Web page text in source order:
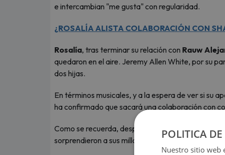
e intercambian "me gusta" con regularidad.
¿ROSALÍA ALISTA COLABORACIÓN CON
Rosalía, tras terminar su relación con Rauw
quedaron en el aire. Jeremy Allen White, por su
dos hijas.
En términos musicales, y a la espera de ver si su
ha confirmado que sacará una colaboración con
Como se recuerda, después de casi tres años
sorprendieron a sus millones de fanáticos en todo
POLITICA
Nuestro sitio web